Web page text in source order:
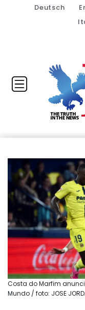
Deutsch
Costa do Marfim
Mundo / foto: JOSE